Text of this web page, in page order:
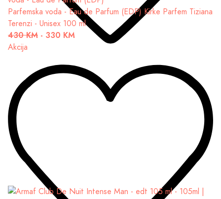
Parfemska voda - Eau de Parfum (EDP) Kirke Parfem Tiziana
Terenzi - Unisex 100 ml
430 KM - 330 KM
Akcija